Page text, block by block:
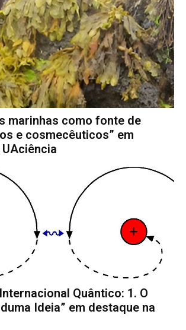
marinhas como fonte de
e cosmecêuticos” em
Quântico: 1. O
Ideia” em destaque na